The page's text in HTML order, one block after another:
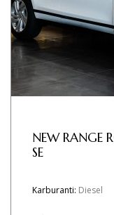
NEW RANGE
SE
Karburanti: Diesel